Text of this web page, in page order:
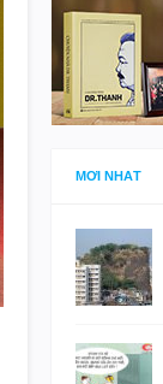
MỚI NHẤT